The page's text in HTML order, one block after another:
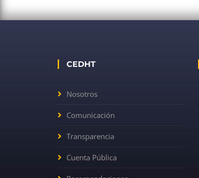
CEDHT
Nosotros
Comunicación
Transparencia
Cuenta Pública